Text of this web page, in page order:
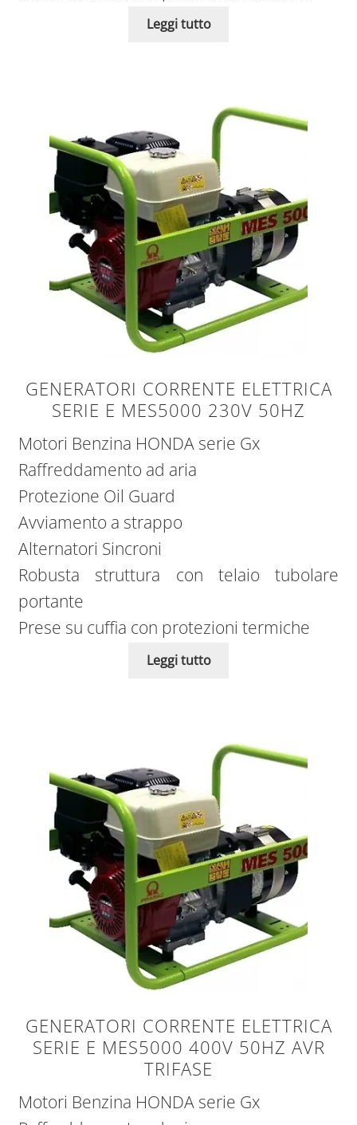
Leggi tutto
GENERATORI CORRENTE ELETTRICA
SERIE E MES5000 230V 50HZ
Motori Benzina HONDA serie Gx
Raffreddamento ad aria
Protezione Oil Guard
Avviamento a strappo
Alternatori Sincroni
Robusta struttura con telaio tubolare
portante
Prese su cuffia con protezioni termiche
Leggi tutto
GENERATORI CORRENTE ELETTRICA
SERIE E MES5000 400V 50HZ AVR
TRIFASE
Motori Benzina HONDA serie Gx